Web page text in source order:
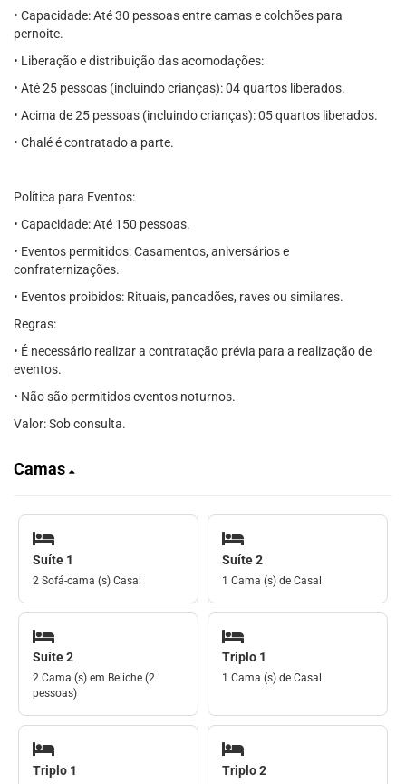
• Capacidade: Até 30 pessoas entre camas e colchões para
pernoite.
• Liberação e distribuição das acomodações:
• Até 25 pessoas (incluindo crianças): 04 quartos liberados.
• Acima de 25 pessoas (incluindo crianças): 05 quartos liberados.
• Chalé é contratado a parte.
Política para Eventos:
• Capacidade: Até 150 pessoas.
• Eventos permitidos: Casamentos, aniversários e
confraternizações.
• Eventos proibidos: Rituais, pancadões, raves ou similares.
Regras:
• É necessário realizar a contratação prévia para a realização de
eventos.
• Não são permitidos eventos noturnos.
Valor: Sob consulta.
Camas
Suíte 1
2 Sofá-cama (s) Casal
Suíte 2
1 Cama (s) de Casal
Suíte 2
2 Cama (s) em Beliche (2
pessoas)
Triplo 1
1 Cama (s) de Casal
Triplo 1 Triplo 2